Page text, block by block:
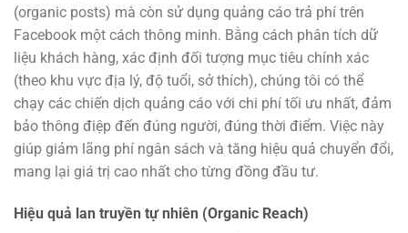
(organic posts) mà còn sử dụng quảng cáo trả phí trên
Facebook một cách thông minh. Bằng cách phân tích dữ
liệu khách hàng, xác định đối tượng mục tiêu chính xác
(theo khu vực địa lý, độ tuổi, sở thích), chúng tôi có thể
chạy các chiến dịch quảng cáo với chi phí tối ưu nhất, đảm
bảo thông điệp đến đúng người, đúng thời điểm. Việc này
giúp giảm lãng phí ngân sách và tăng hiệu quả chuyển đổi,
mang lại giá trị cao nhất cho từng đồng đầu tư.
Hiệu quả lan truyền tự nhiên (Organic Reach)